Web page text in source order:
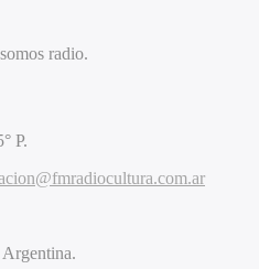
radio.
P.